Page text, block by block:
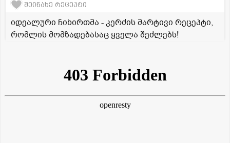
შეინახე რეცეპტი
იდეალური ჩიხირთმა - კერძის მარტივი რეცეპტი,
რომლის მომზადებასაც ყველა შეძლებს!